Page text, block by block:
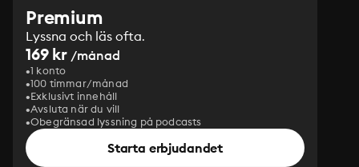
Premium
Lyssna och läs ofta.
169 kr /månad
1 konto
100 timmar/månad
Exklusivt innehåll
Avsluta när du vill
Obegränsad lyssning på podcasts
Starta erbjudandet